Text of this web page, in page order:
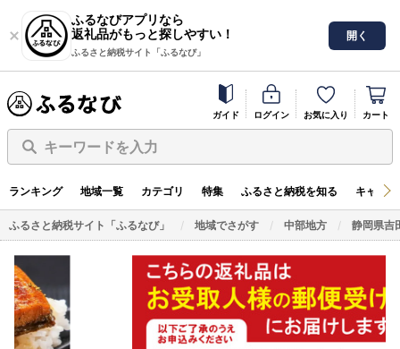
ふるなびアプリなら
返礼品がもっと探しやすい！
ふるさと納税サイト「ふるなび」
開く
ガイド ログイン お気に入り カート
キーワードを入力
ランキング 地域一覧 カテゴリ 特集 ふるさと納税を知る キャン
ふるさと納税サイト「ふるなび」 地域でさがす 中部地方 静岡県吉